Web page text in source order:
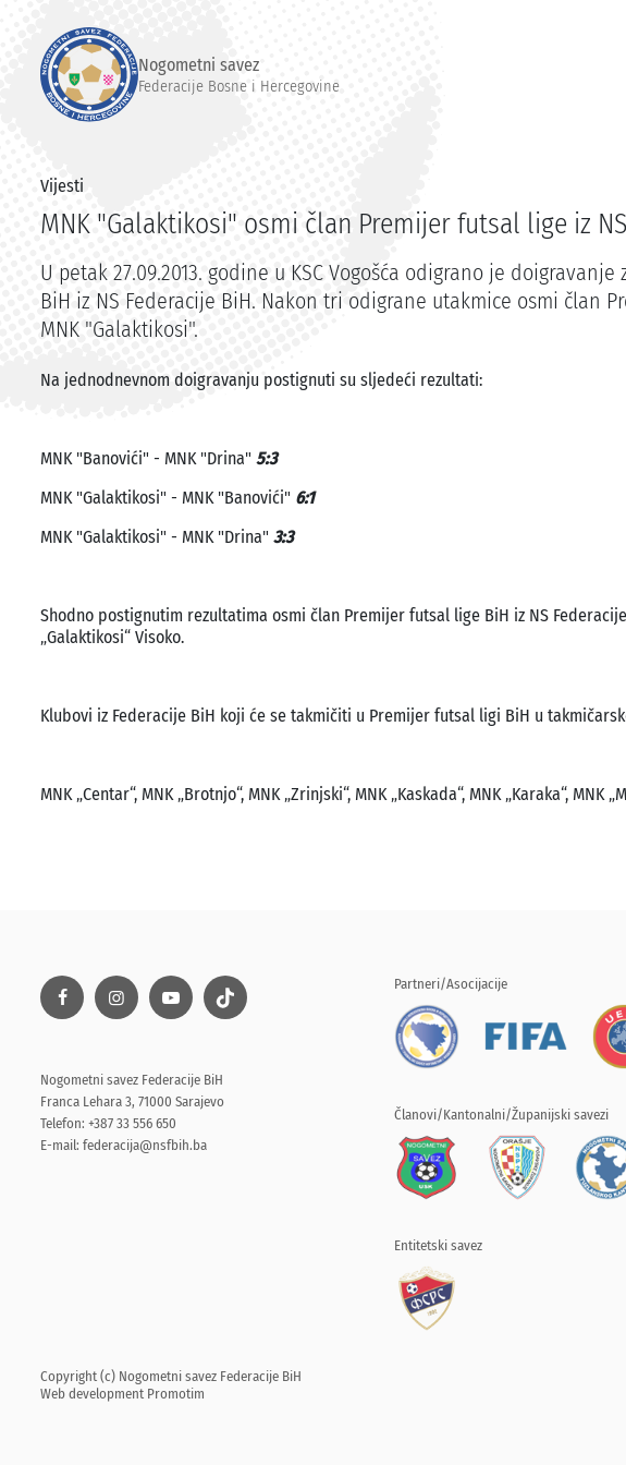
Nogometni savez
Federacije Bosne i Hercegovine
Vijesti
MNK "Galaktikosi" osmi član Premijer futsal lige iz
U petak 27.09.2013. godine u KSC Vogošća odigrano je
BiH iz NS Federacije BiH. Nakon tri odigrane utakmice osmi član
MNK "Galaktikosi".
Na jednodnevnom doigravanju postignuti su sljedeći rezultati:
MNK "Banovići" - MNK "Drina" 5:3
MNK "Galaktikosi" - MNK "Banovići" 6:1
MNK "Galaktikosi" - MNK "Drina" 3:3
Shodno postignutim rezultatima osmi član Premijer futsal lige BiH iz NS
„Galaktikosi“ Visoko.
Klubovi iz Federacije BiH koji će se takmičiti u Premijer futsal ligi BiH u
MNK „Centar“, MNK „Brotnjo“, MNK „Zrinjski“, MNK „Kaskada“, MNK „Karaka“, MNK
Nogometni savez Federacije BiH
Franca Lehara 3, 71000 Sarajevo
Telefon: +387 33 556 650
E-mail: federacija@nsfbih.ba
Partneri/Asocijacije
Članovi/Kantonalni/Županijski savezi
Entitetski savez
Copyright (c) Nogometni savez Federacije BiH
Web development Promotim